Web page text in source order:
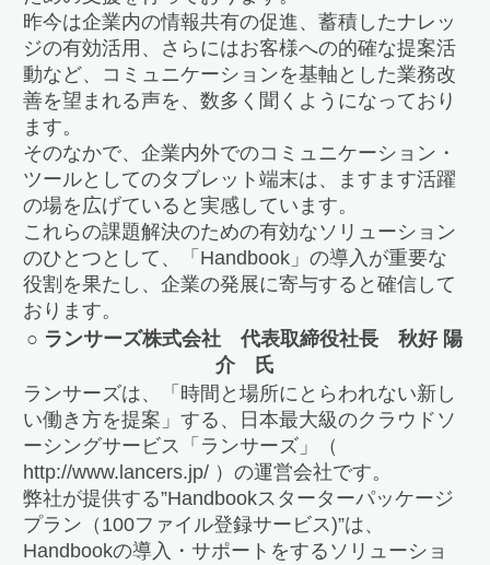
昨今は企業内の情報共有の促進、蓄積したナレッ
ジの有効活用、さらにはお客様への的確な提案活
動など、コミュニケーションを基軸とした業務改
善を望まれる声を、数多く聞くようになっており
ます。
そのなかで、企業内外でのコミュニケーション・
ツールとしてのタブレット端末は、ますます活躍
の場を広げていると実感しています。
これらの課題解決のための有効なソリューション
のひとつとして、「Handbook」の導入が重要な
役割を果たし、企業の発展に寄与すると確信して
おります。
○ ランサーズ株式会社 代表取締役社長 秋好 陽
介 氏
ランサーズは、「時間と場所にとらわれない新し
い働き方を提案」する、日本最大級のクラウドソ
ーシングサービス「ランサーズ」（
http://www.lancers.jp/ ）の運営会社です。
弊社が提供する”Handbookスターターパッケージ
プラン（100ファイル登録サービス)”は、
Handbookの導入・サポートをするソリューショ